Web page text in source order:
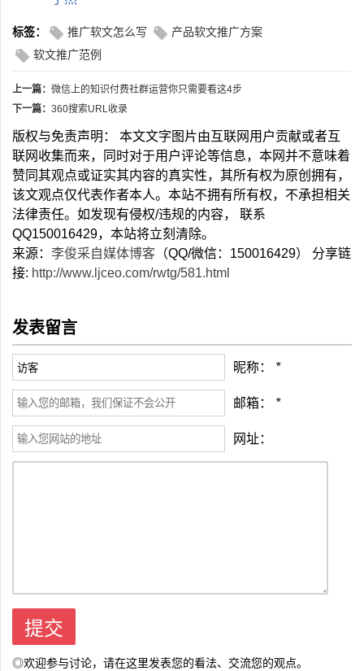
标签： 推广软文怎么写
产品软文推广方案
软文推广范例
上一篇： 微信上的知识付费社群运营你只需要看这4步
下一篇： 360搜索URL收录
版权与免责声明： 本文文字图片由互联网用户贡献或者互
联网收集而来，同时对于用户评论等信息，本网并不意味着
赞同其观点或证实其内容的真实性，其所有权为原创拥有，
该文观点仅代表作者本人。本站不拥有所有权，不承担相关
法律责任。如发现有侵权/违规的内容， 联系
QQ150016429，本站将立刻清除。
来源： 李俊采自媒体博客 （QQ/微信：150016429） 分享链
接: http://www.ljceo.com/rwtg/581.html
发表留言
昵称： *
邮箱： *
网址：
◎欢迎参与讨论，请在这里发表您的看法、交流您的观点。